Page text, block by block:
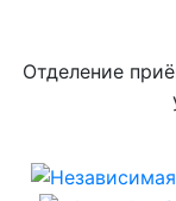
Отделение